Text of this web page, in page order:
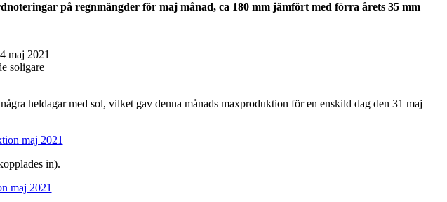
på regnmängder för maj månad, ca 180 mm jämfört med förra årets 35 mm
soligare
heldagar med sol, vilket gav denna månads maxproduktion för en enskild dag den 31 maj
in).